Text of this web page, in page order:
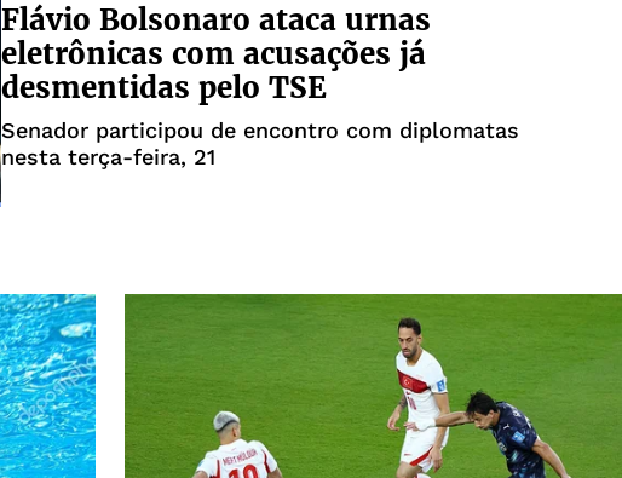
Flávio Bolsonaro ataca urnas
eletrônicas com acusações já
desmentidas pelo TSE
Senador participou de encontro com diplomatas
nesta terça-feira, 21